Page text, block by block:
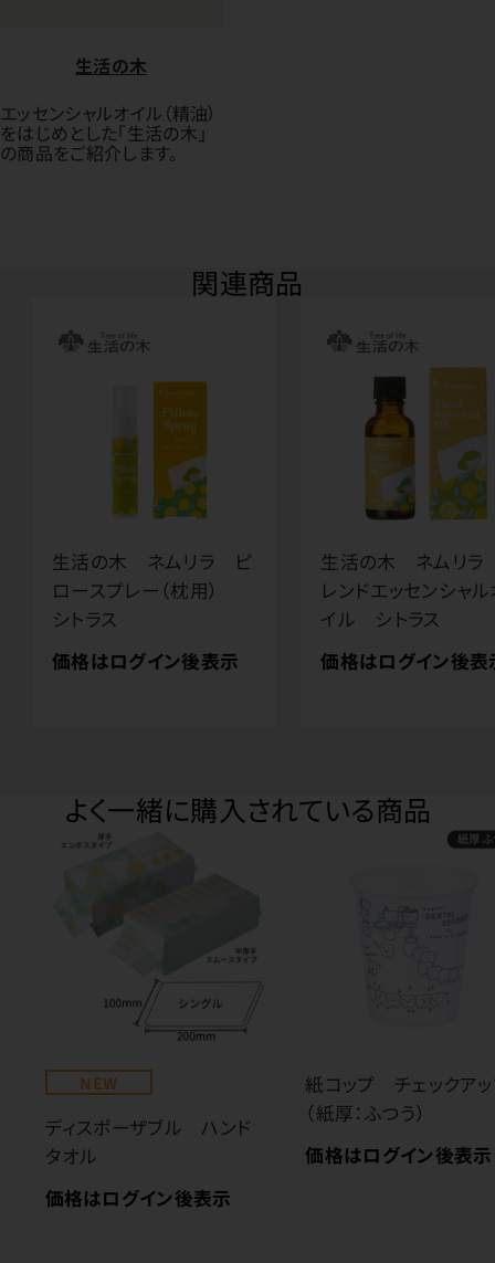
生活の木
エッセンシャルオイル（精油）
をはじめとした「生活の木」
の商品をご紹介します。
関連商品
生活の木 ネムリラ ピ
ロースプレー（枕用）
シトラス
価格はログイン後表示
生活の木 ネムリ
レンドエッセンシャ
イル シトラス
価格はログイン後表
よく一緒に購入されている商品
NEW
ディスポーザブル ハンド
タオル
価格はログイン後表示
紙コップ チェックア
（紙厚：ふつう）
価格はログイン後表示